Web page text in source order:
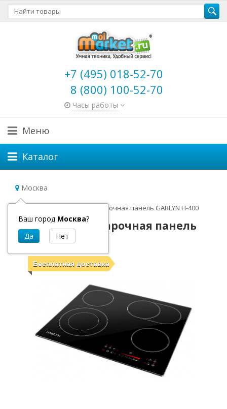
+7 (495) 018-52-70
8 (800) 100-52-70
Часы работы
Меню
Каталог
Москва
Ваш город Москва?
Главная Электрическая варочная панель GARLYN H-400
Электрическая варочная панель
GARLYN H-400
Бесплатная доставка